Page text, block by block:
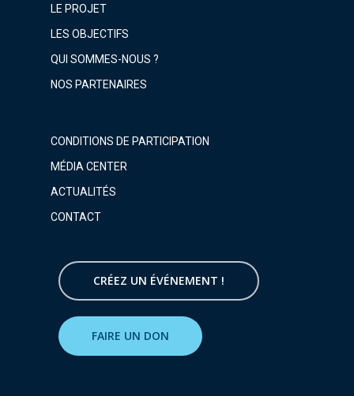
LE PROJET
LES OBJECTIFS
QUI SOMMES-NOUS ?
NOS PARTENAIRES
CONDITIONS DE PARTICIPATION
MÉDIA CENTER
ACTUALITÉS
CONTACT
CRÉEZ UN ÉVÉNEMENT !
FAIRE UN DON